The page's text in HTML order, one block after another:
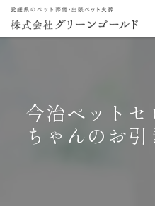
今治ペット
ちゃんのお